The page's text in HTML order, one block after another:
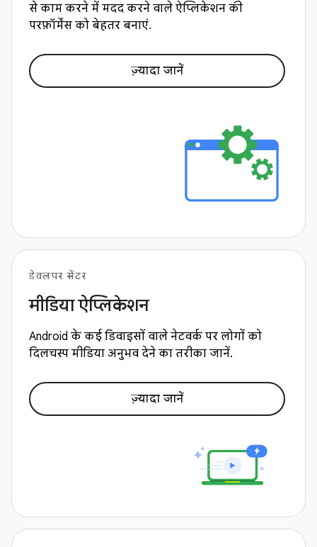
से काम करने में मदद करने वाले ऐप्लिकेशन की
परफ़ॉर्मेंस को बेहतर बनाएं.
ज़्यादा जानें
डेवलपर सेंटर
मीडिया ऐप्लिकेशन
Android के कई डिवाइसों वाले नेटवर्क पर लोगों को
दिलचस्प मीडिया अनुभव देने का तरीका जानें.
ज़्यादा जानें